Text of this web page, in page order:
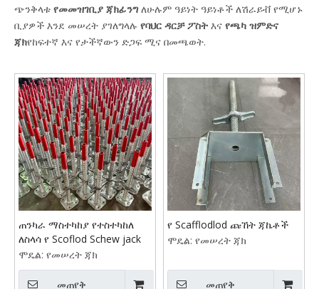
ጭንቅላቱ የመመዝገቢያ ጃክፊንግለሁሉም ዓይነት ዓይነቶች ለሽራይቭ የሚሆኑ
ቢያዎች እንደ መሠረት ያገለግላሉ የባህር ዳርቻ ፖስት እና የጫካ ዝምድና
ጃክየከፍተኛ እና የታችኛውን ድጋፍ ሚና በመጫወት.
ጠንካራ ማስተካከያ የተስተካከለ
ለስላሳ የ Scoflod Schew jack
ሞዴል: የመሠረት ጃክ
መጠየቅ
የ Scafflodlod ጩኸት ጃኬቶች
ሞዴል: የመሠረት ጃክ
መጠየቅ